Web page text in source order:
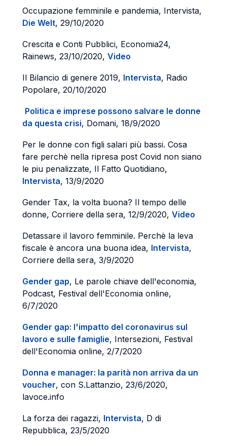
Occupazione femminile e pandemia, Intervista,
Die Welt, 29/10/2020
Crescita e Conti Pubblici, Economia24,
Rainews, 23/10/2020, Video
Il Bilancio di genere 2019, Intervista, Radio
Popolare, 20/10/2020
Politica e imprese possono salvare le donne
da questa crisi, Domani, 18/9/2020
Per le donne con figli salari più bassi. Cosa
fare perchè nella ripresa post Covid non siano
le piu penalizzate, Il Fatto Quotidiano,
Intervista, 13/9/2020
Gender Tax, la volta buona? Il tempo delle
donne, Corriere della sera, 12/9/2020, Video
Detassare il lavoro femminile. Perchè la leva
fiscale è ancora una buona idea, Intervista,
Corriere della sera, 3/9/2020
Gender gap, Le parole chiave dell'economia,
Podcast, Festival dell'Economia online,
6/7/2020
Gender gap: l'impatto del coronavirus sul
lavoro e sulle famiglie, Intersezioni, Festival
dell'Economia online, 2/7/2020
Donna e manager: la parità non arriva da un
voucher, con S.Lattanzio, 23/6/2020,
lavoce.info
La forza dei ragazzi, Intervista, D di
Repubblica, 23/5/2020